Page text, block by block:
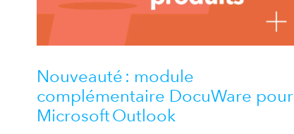
Nouveauté : module
complémentaire DocuWare pour
Microsoft Outlook